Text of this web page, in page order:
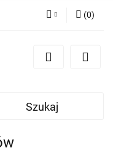
(0)
Szukaj